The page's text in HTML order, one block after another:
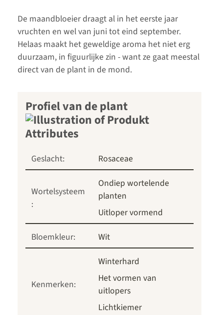
De maandbloeier draagt al in het eerste jaar
vruchten en wel van juni tot eind september.
Helaas maakt het geweldige aroma het niet erg
duurzaam, in figuurlijke zin - want ze gaat meestal
direct van de plant in de mond.
Profiel van de plant
Geslacht: Rosaceae
Wortelsysteem
:
Ondiep wortelende
planten
Uitloper vormend
Bloemkleur:
Wit
Kenmerken:
Winterhard
Het vormen van
uitlopers
Lichtkiemer